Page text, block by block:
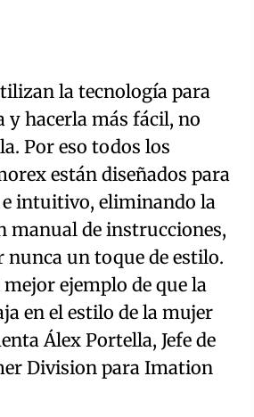
la tecnología para
y hacerla más fácil, no
Por eso todos los
están diseñados para
e intuitivo, eliminando la
manual de instrucciones,
nunca un toque de estilo.
ejemplo de que la
en el estilo de la mujer
Álex Portella, Jefe de
Division para Imation